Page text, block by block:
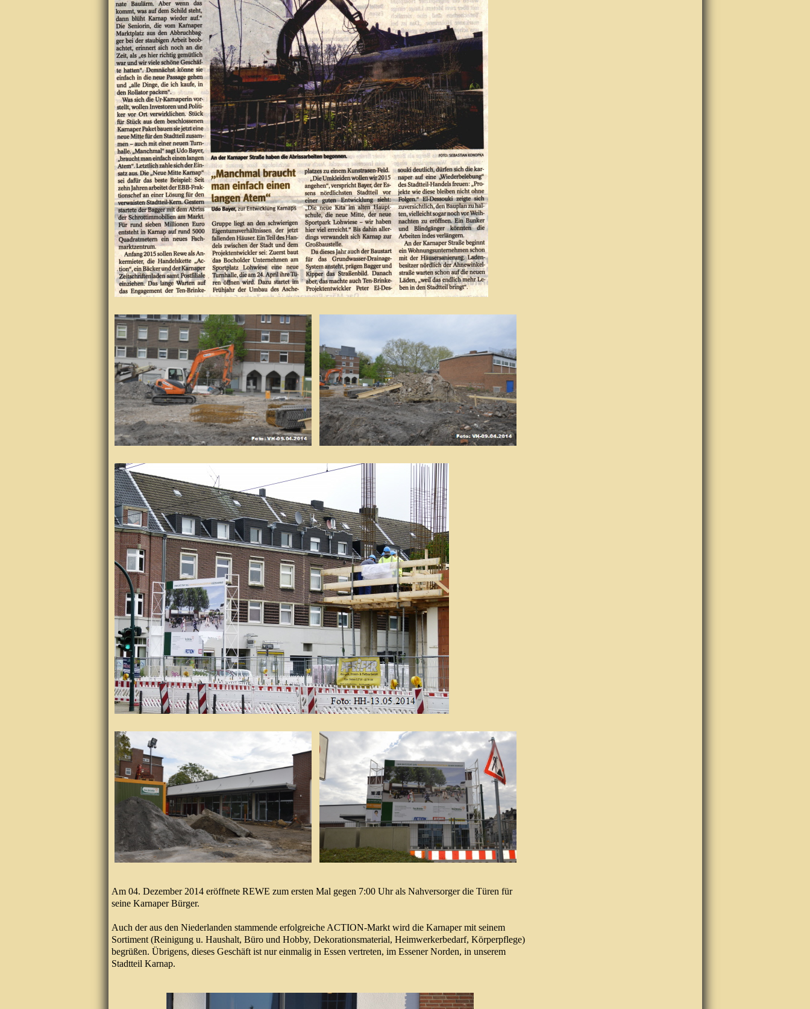
Am 04. Dezember 2014 eröffnete REWE zum ersten Mal gegen 7:00 Uhr als Nahversorger die Türen für
seine Karnaper Bürger.
Auch der aus den Niederlanden stammende erfolgreiche ACTION-Markt wird die Karnaper mit seinem
Sortiment (Reinigung u. Haushalt, Büro und Hobby, Dekorationsmaterial, Heimwerkerbedarf, Körperpflege)
begrüßen. Übrigens, dieses Geschäft ist nur einmalig in Essen vertreten, im Essener Norden, in unserem
Stadtteil Karnap.